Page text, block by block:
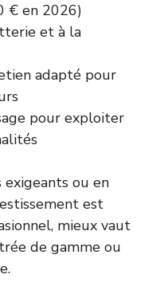
€ en 2026)
et à la
adapté pour
pour exploiter
exigeants ou en
est
mieux vaut
de gamme ou